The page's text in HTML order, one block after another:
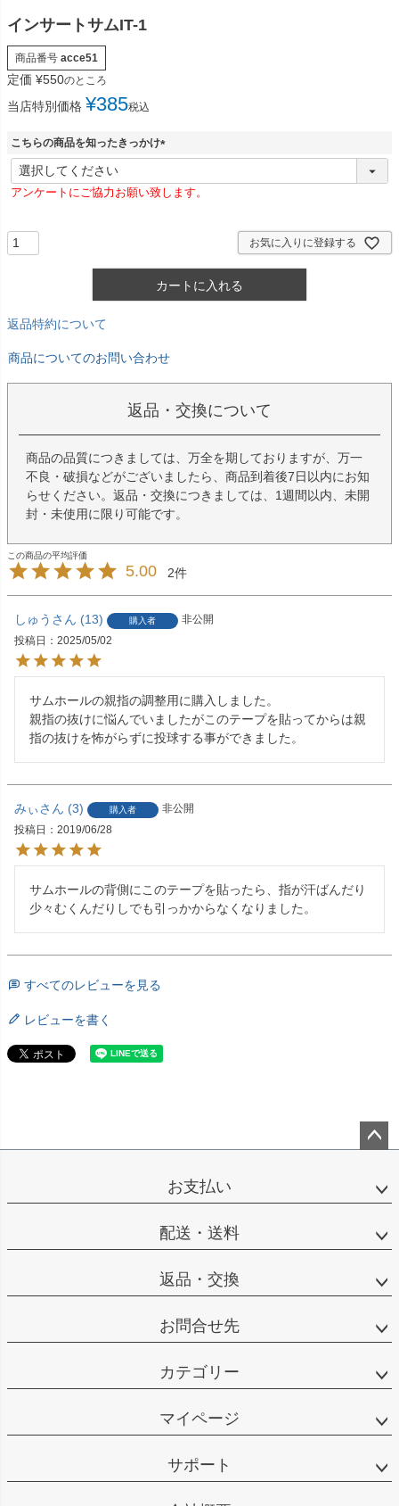
インサートサムIT-1
商品番号 acce51
定価 ¥550のところ
当店特別価格 ¥385税込
こちらの商品を知ったきっかけ
(
須
アンケートにご協力お願い致します。
お気に入りに登録する
カートに入れる
返品特約について
商品についてのお問い合わせ
返品・交換について
商品の品質につきましては、万全を期しておりますが、万一
不良・破損などがございましたら、商品到着後7日以内にお知
らせください。返品・交換につきましては、1週間以内、未開
封・未使用に限り可能です。
5.00 2
しゅう 13 購入者
非公開
投稿日
2025/05/02
サムホールの親指の調整用に購入しました。
親指の抜けに悩んでいましたがこのテープを貼ってからは親
指の抜けを怖がらずに投球する事ができました。
みぃ 3 購入者
非公開
投稿日
2019/06/28
サムホールの背側にこのテープを貼ったら、指が汗ばんだり
少々むくんだりしでも引っかからなくなりました。
すべてのレビューを見る
レビューを書く
ップ
お支払い
配送・送料
返品・交換
お問合せ先
カテゴリー
マイページ
サポート